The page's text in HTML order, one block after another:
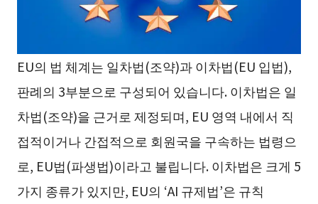
EU의 법 체계는 일차법(조약)과 이차법(EU 입법),
판례의 3부분으로 구성되어 있습니다. 이차법은 일
차법(조약)을 근거로 제정되며, EU 영역 내에서 직
접적이거나 간접적으로 회원국을 구속하는 법령으
로, EU법(파생법)이라고 불립니다. 이차법은 크게 5
가지 종류가 있지만, EU의 ‘AI 규제법’은 규칙